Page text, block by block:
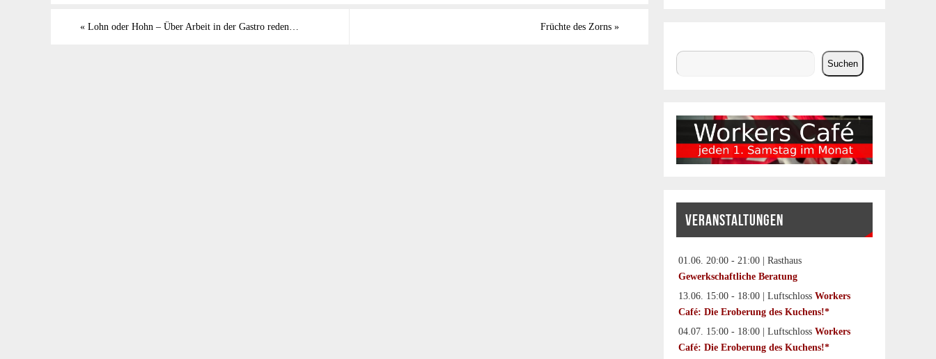
« Lohn oder Hohn – Über Arbeit in der Gastro reden… Früchte des Zorns »
Suchen
VERANSTALTUNGEN
01.06. 20:00 - 21:00 | Rasthaus
Gewerkschaftliche Beratung
13.06. 15:00 - 18:00 | LuftschlossWorkers
Café: Die Eroberung des Kuchens!*
04.07. 15:00 - 18:00 | LuftschlossWorkers
Café: Die Eroberung des Kuchens!*